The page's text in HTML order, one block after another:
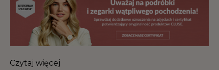
Czytaj więcej